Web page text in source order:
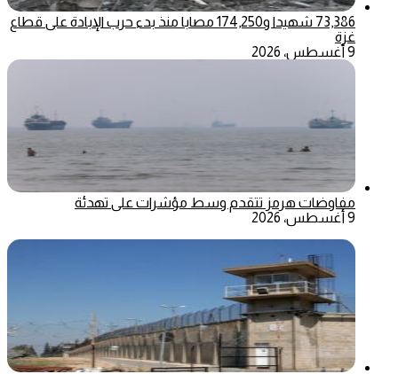
73,386 شهيدا و174,250 مصابا منذ بدء حرب الإبادة على قطاع
غزة
9 أغسطس، 2026
مفاوضات هرمز تتقدم وسط مؤشرات على تهدئة
9 أغسطس، 2026